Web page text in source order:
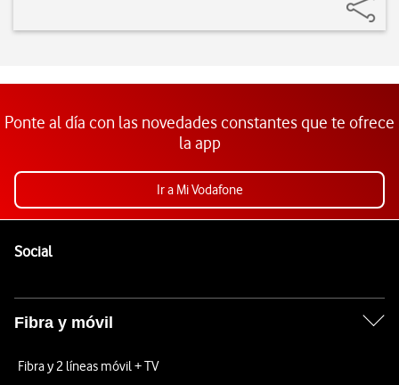
Ponte al día con las novedades constantes que te ofrece
la app
Ir a Mi Vodafone
SocialEnlaces a las redes sociales de Vodafone
Fibra y móvil
Fibra y 2 líneas móvil + TV